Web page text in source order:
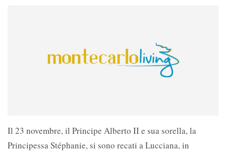
Il 23 novembre, il Principe Alberto II e sua sorella, la
Principessa Stéphanie, si sono recati a Lucciana, in